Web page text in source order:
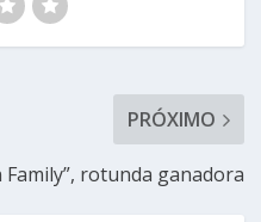
PRÓXIMO
Family”, rotunda ganadora